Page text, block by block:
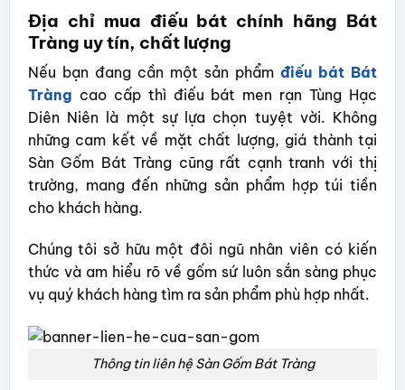
Địa chỉ mua điếu bát chính hãng Bát
Tràng uy tín, chất lượng
Nếu bạn đang cần một sản phẩmđiếu bát Bát
Tràng cao cấp thì điếu bát men rạn Tùng Hạc
Diên Niên là một sự lựa chọn tuyệt vời. Không
những cam kết về mặt chất lượng, giá thành tại
Sàn Gốm Bát Tràng cũng rất cạnh tranh với thị
trường, mang đến những sản phẩm hợp túi tiền
cho khách hàng.
Chúng tôi sở hữu một đôi ngũ nhân viên có kiến
thức và am hiểu rõ về gốm sứ luôn sắn sàng phục
vụ quý khách hàng tìm ra sản phẩm phù hợp nhất.
Thông tin liên hệ Sàn Gốm Bát Tràng